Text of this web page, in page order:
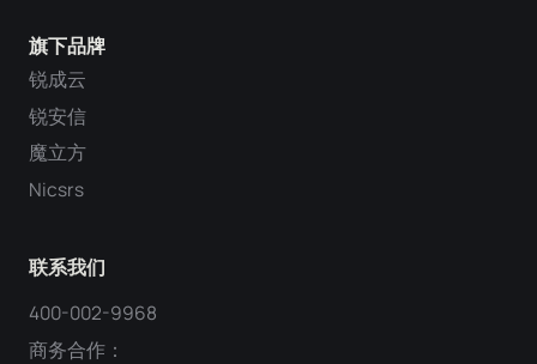
旗下品牌
锐成云
锐安信
魔立方
Nicsrs
联系我们
400-002-9968
商务合作：